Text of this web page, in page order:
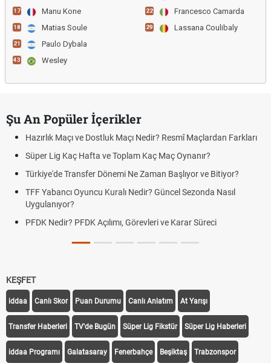
17 Manu Kone
18 Matias Soule
21 Paulo Dybala
43 Wesley
22 Francesco Camarda
29 Lassana Coulibaly
Şu An Popüler İçerikler
Hazırlık Maçı ve Dostluk Maçı Nedir? Resmî Maçlardan Farkları
Süper Lig Kaç Hafta ve Toplam Kaç Maç Oynanır?
Türkiye'de Transfer Dönemi Ne Zaman Başlıyor ve Bitiyor?
TFF Yabancı Oyuncu Kuralı Nedir? Güncel Sezonda Nasıl
Uygulanıyor?
PFDK Nedir? PFDK Açılımı, Görevleri ve Karar Süreci
KEŞFET
iddaa Canlı Skor Puan Durumu Canlı Anlatım At Yarışı
Transfer Haberleri TV'de Bugün Süper Lig Fikstür Süper Lig Haberleri
iddaa Programı Galatasaray Fenerbahçe Beşiktaş Trabzonspor